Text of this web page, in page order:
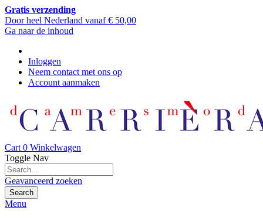
Gratis verzending
Door heel Nederland vanaf € 50,00
Ga naar de inhoud
Inloggen
Neem contact met ons op
Account aanmaken
Cart 0 Winkelwagen
Toggle Nav
Geavanceerd zoeken
Search
Menu